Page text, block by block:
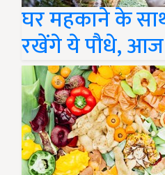
घर महकाने के
रखेंगे ये पौधे, आज